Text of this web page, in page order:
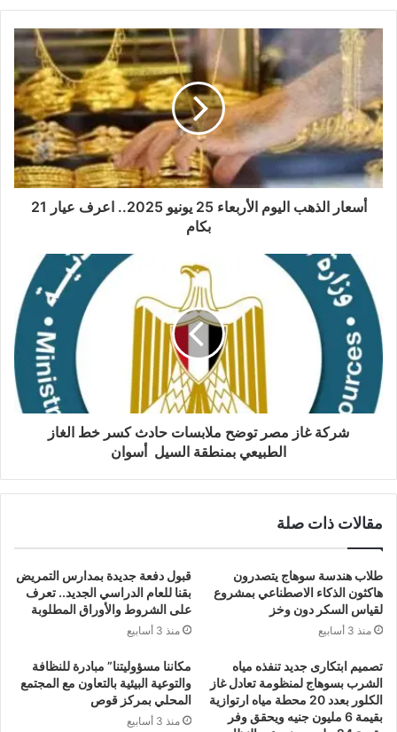
أسعار الذهب اليوم الأربعاء 25 يونيو 2025.. اعرف عيار 21
بكام
شركة غاز مصر توضح ملابسات حادث كسر خط الغاز
الطبيعي بمنطقة السيل أسوان
مقالات ذات صلة
طلاب هندسة سوهاج يتصدرون
هاكثون الذكاء الاصطناعي بمشروع
لقياس السكر دون وخز
منذ 3 أسابيع
قبول دفعة جديدة بمدارس التمريض
بقنا للعام الدراسي الجديد.. تعرف
على الشروط والأوراق المطلوبة
منذ 3 أسابيع
تصميم ابتكارى جديد تنفذه مياه
الشرب بسوهاج لمنظومة تعادل غاز
الكلور بعدد 20 محطة مياه ارتوازية
بقيمة 6 مليون جنيه ويحقق وفر
مكاننا مسؤوليتنا” مبادرة للنظافة
والتوعية البيئية بالتعاون مع المجتمع
المحلي بمركز قوص
منذ 3 أسابيع